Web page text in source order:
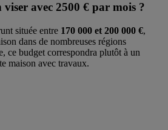
avec 2500 € par mois ?
située entre 170 000 et 200 000 €,
dans de nombreuses régions
ce budget correspondra plutôt à un
maison avec travaux.